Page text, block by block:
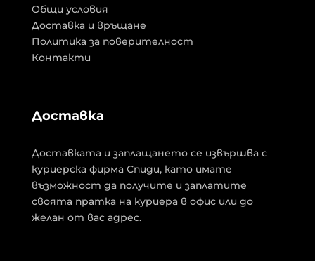
Общи условия
Доставка и връщане
Политика за поверителност
Контакти
Доставка
Доставката и заплащането се извършва с
куриерска фирма Спиди, като имате
възможност да получите и заплатите
своята пратка на куриера в офис или до
желан от вас адрес.